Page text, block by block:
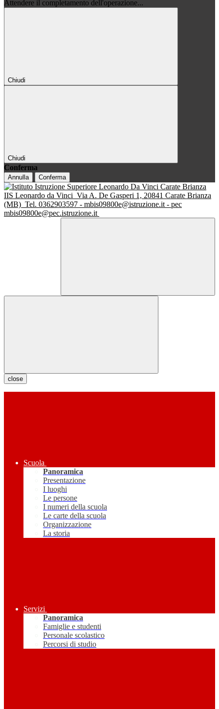
Attendere il completamento dell'operazione...
Chiudi
Chiudi
Conferma
Annulla Conferma
IIS Leonardo da Vinci Via A. De Gasperi 1, 20841 Carate Brianza
(MB) Tel. 0362903597 - mbis09800e@istruzione.it - pec
mbis09800e@pec.istruzione.it
close
Scuola
Panoramica
Presentazione
I luoghi
Le persone
I numeri della scuola
Le carte della scuola
Organizzazione
La storia
Servizi
Panoramica
Famiglie e studenti
Personale scolastico
Percorsi di studio